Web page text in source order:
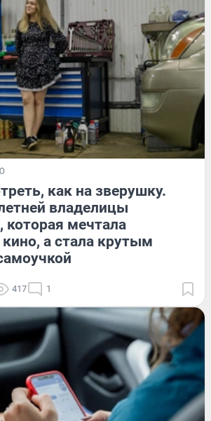
как на зверушку.
владелицы
которая мечтала
а стала крутым
417 1